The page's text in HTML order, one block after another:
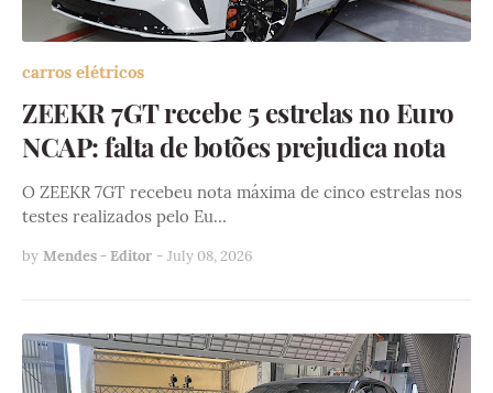
carros elétricos
ZEEKR 7GT recebe 5 estrelas no Euro
NCAP: falta de botões prejudica nota
O ZEEKR 7GT recebeu nota máxima de cinco estrelas nos
testes realizados pelo Eu…
by Mendes - Editor - July 08, 2026